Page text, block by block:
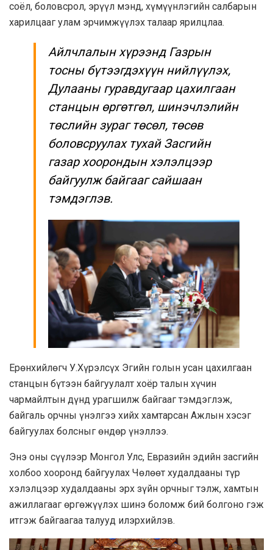
соёл, боловсрол, эрүүл мэнд, хүмүүнлэгийн салбарын
харилцааг улам эрчимжүүлэх талаар ярилцлаа.
Айлчлалын хүрээнд Газрын
тосны бүтээгдэхүүн нийлүүлэх,
Дулааны гуравдугаар цахилгаан
станцын өргөтгөл, шинэчлэлийн
төслийн зураг төсөл, төсөв
боловсруулах тухай Засгийн
газар хоорондын хэлэлцээр
байгуулж байгааг сайшаан
тэмдэглэв.
Ерөнхийлөгч У.Хүрэлсүх Эгийн голын усан цахилгаан
станцын бүтээн байгуулалт хоёр талын хүчин
чармайлтын дүнд урагшилж байгааг тэмдэглэж,
байгаль орчны үнэлгээ хийх хамтарсан Ажлын хэсэг
байгуулах болсныг өндөр үнэллээ.
Энэ оны сүүлээр Монгол Улс, Евразийн эдийн засгийн
холбоо хооронд байгуулах Чөлөөт худалдааны түр
хэлэлцээр худалдааны эрх зүйн орчныг тэлж, хамтын
ажиллагааг өргөжүүлэх шинэ боломж бий болгоно гэж
итгэж байгаагаа талууд илэрхийлэв.